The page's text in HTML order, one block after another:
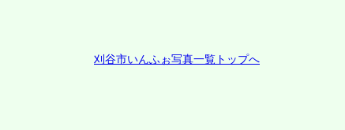
刈谷市いんふぉ写真一覧トップへ